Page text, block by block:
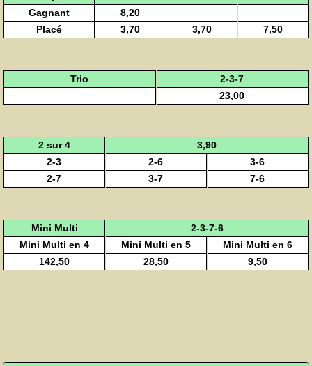
Gagnant
8,20
Placé
3,70 3,70 7,50
Trio
2-3-7
23,00
2 sur 4
3,90
2-3
2-6
3-6
2-7
3-7 7-6
Mini Multi
2-3-7-6
Mini Multi en 4
Mini Multi en 5
Mini Multi en 6
142,50
28,50 9,50